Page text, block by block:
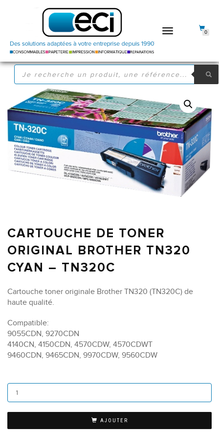
DÉPLIER
RECHERCHE
PRODUITS
0
CARTOUCHE DE TONER
ORIGINAL BROTHER TN320
CYAN – TN320C
Cartouche toner originale Brother TN320 (TN320C) de
haute qualité.
Compatible:
9055CDN, 9270CDN
4140CN, 4150CDN, 4570CDW, 4570CDWT
9460CDN, 9465CDN, 9970CDW, 9560CDW
AJOUTER